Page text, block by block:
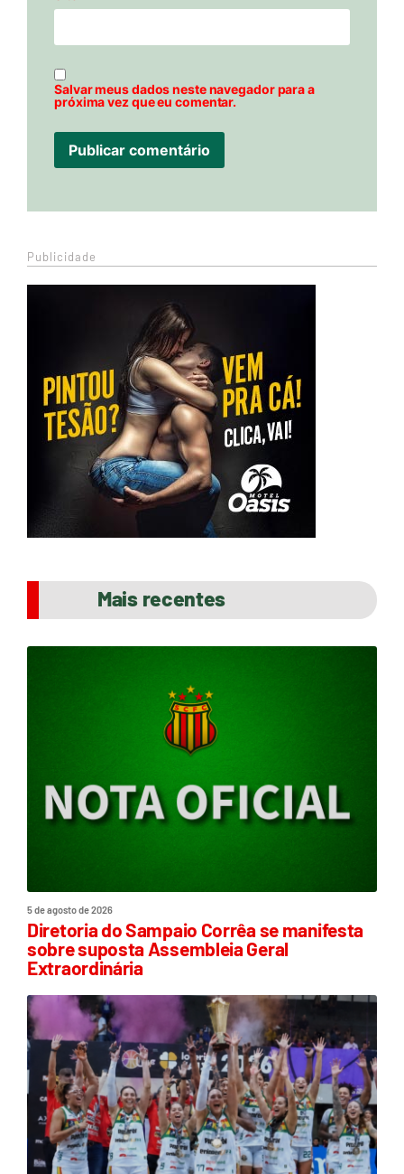
Salvar meus dados neste navegador para a
próxima vez que eu comentar.
Publicidade
Mais recentes
5 de agosto de 2026
Diretoria do Sampaio Corrêa se manifesta
sobre suposta Assembleia Geral
Extraordinária